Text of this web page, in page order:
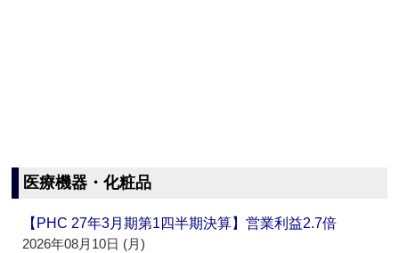
医療機器・化粧品
【PHC 27年3月期第1四半期決算】営業利益2.7倍
2026年08月10日 (月)